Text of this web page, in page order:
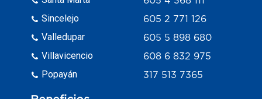
Sincelejo
Valledupar
Villavicencio
Popayán
605 2 771 126
605 5 898 680
608 6 832 975
317 513 7365